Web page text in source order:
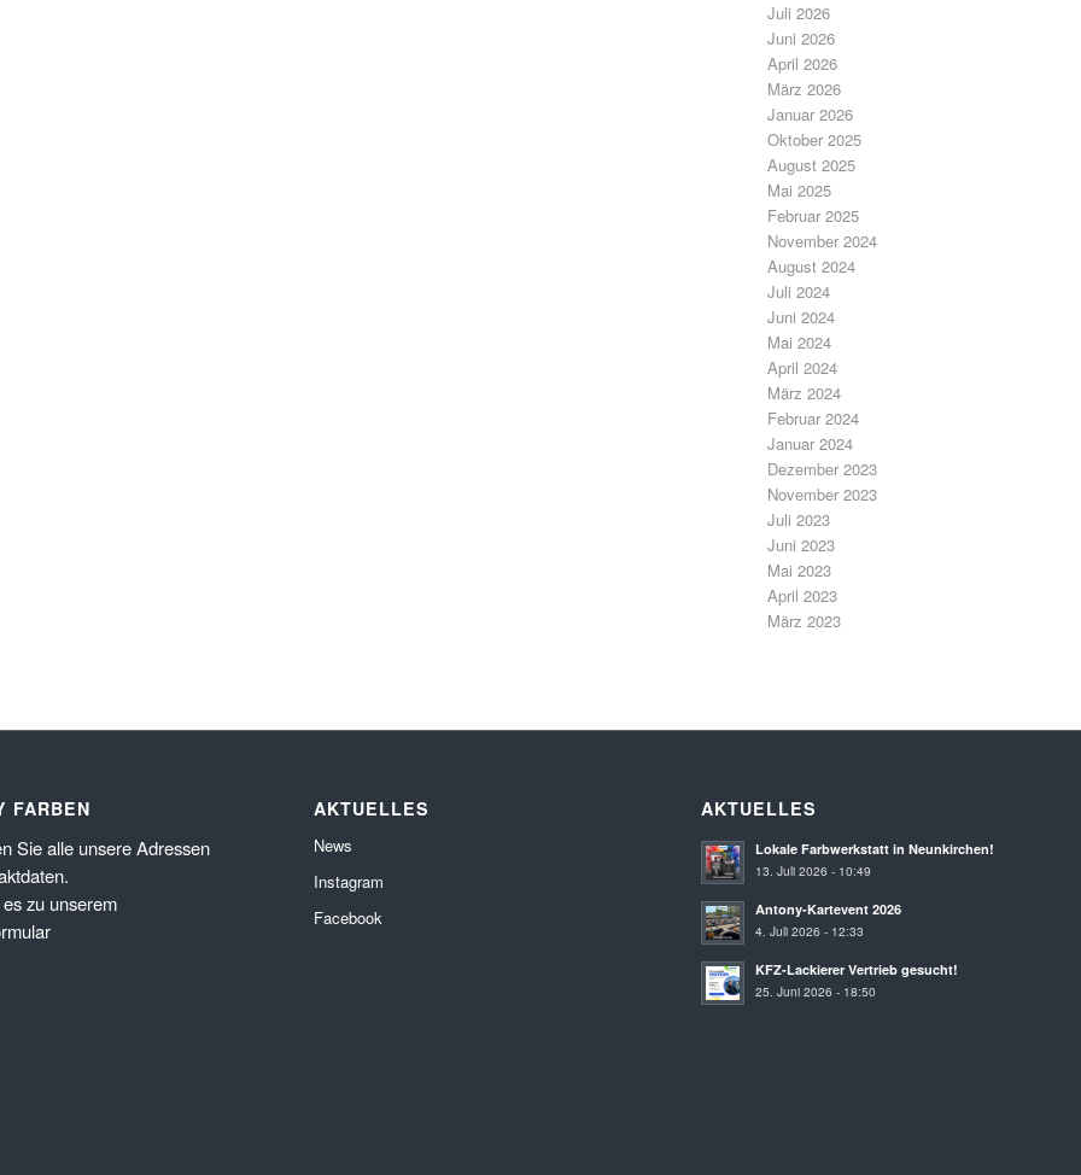
Juli 2026
Juni 2026
April 2026
März 2026
Januar 2026
Oktober 2025
August 2025
Mai 2025
Februar 2025
November 2024
August 2024
Juli 2024
Juni 2024
Mai 2024
April 2024
März 2024
Februar 2024
Januar 2024
Dezember 2023
November 2023
Juli 2023
Juni 2023
Mai 2023
April 2023
März 2023
FARBEN
Sie alle unsere Adressen
zu unserem
AKTUELLES
News
Instagram
Facebook
AKTUELLES
Lokale Farbwerkstatt in Neunkirchen!
13. Juli 2026 - 10:49
Antony-Kartevent 2026
4. Juli 2026 - 12:33
KFZ-Lackierer Vertrieb gesucht!
25. Juni 2026 - 18:50